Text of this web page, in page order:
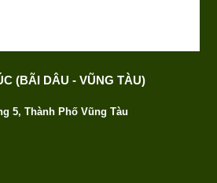
(BÃI DÂU - VŨNG TÀU)
5, Thành Phố Vũng Tàu